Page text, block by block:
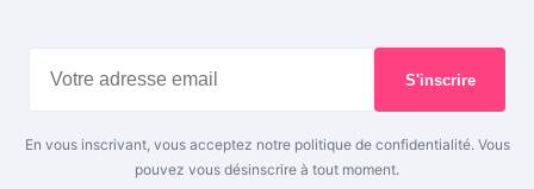
S'inscrire
En vous inscrivant, vous acceptez notre politique de confidentialité. Vous
pouvez vous désinscrire à tout moment.